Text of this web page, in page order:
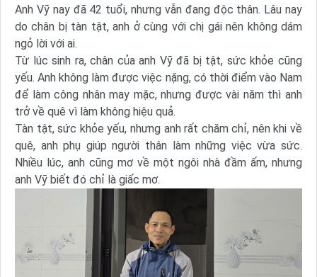
Anh Vỹ nay đã 42 tuổi, nhưng vẫn đang độc thân. Lâu nay
do chân bị tàn tật, anh ở cùng với chị gái nên không dám
ngỏ lời với ai.
Từ lúc sinh ra, chân của anh Vỹ đã bị tật, sức khỏe cũng
yếu. Anh không làm được việc nặng, có thời điểm vào Nam
để làm công nhân may mặc, nhưng được vài năm thì anh
trở về quê vì làm không hiệu quả.
Tàn tật, sức khỏe yếu, nhưng anh rất chăm chỉ, nên khi về
quê, anh phụ giúp người thân làm những việc vừa sức.
Nhiều lúc, anh cũng mơ về một ngôi nhà đầm ấm, nhưng
anh Vỹ biết đó chỉ là giấc mơ.